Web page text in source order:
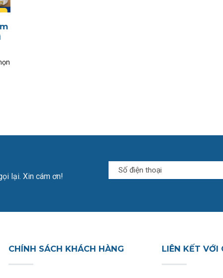
lại. Xin cám ơn!
CHÍNH SÁCH KHÁCH HÀNG LIÊN KẾT VỚI